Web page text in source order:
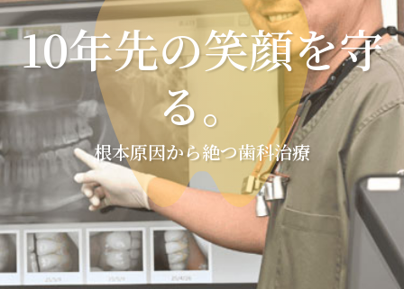
10年先の笑顔を守
る。
根本原因から絶つ歯科治療